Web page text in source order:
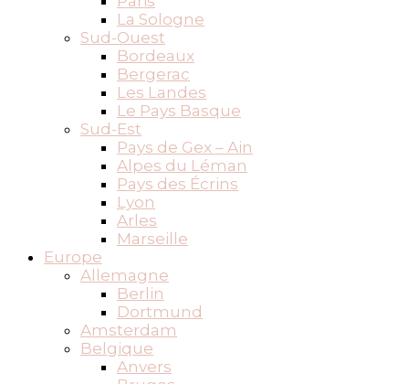
La Sologne
Sud-Ouest
Bordeaux
Bergerac
Les Landes
Le Pays Basque
Sud-Est
Pays de Gex – Ain
Alpes du Léman
Pays des Écrins
Lyon
Arles
Marseille
Europe
Allemagne
Berlin
Dortmund
Amsterdam
Belgique
Anvers